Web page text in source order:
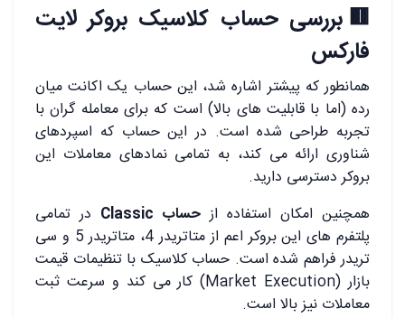
🟥بررسی حساب کلاسیک بروکر لایت
فارکس
همانطور که پیشتر اشاره شد، این حساب یک اکانت میان
رده (اما با قابلیت های بالا) است که برای معامله گران با
تجربه طراحی شده است. در این حساب که اسپردهای
شناوری ارائه می کند، به تمامی نمادهای معاملات این
بروکر دسترسی دارید.
همچنین امکان استفاده از حساب Classic
در تمامی
پلتفرم های این بروکر اعم از متاتریدر 4، متاتریدر 5 و سی
تریدر فراهم شده است. حساب کلاسیک با تنظیمات قیمت
بازار (Market Execution) کار می کند و سرعت ثبت
معاملات نیز بالا است.